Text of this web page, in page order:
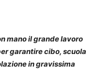
mano il grande lavoro
garantire cibo, scuola
in gravissima